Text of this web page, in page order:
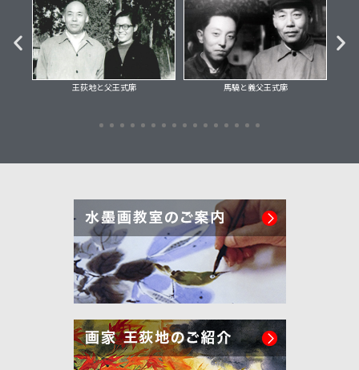
王荻地と父王式廓 馬驍と義父王式廓